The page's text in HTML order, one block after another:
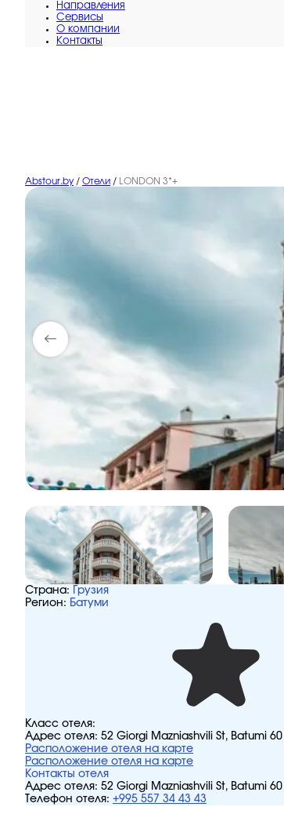
Направления
Сервисы
O компании
Контакты
Abstour.by / Отели / LONDON 3*+
Страна:
Грузия
Регион: Батуми
Класс отеля:
Адрес отеля: 52 Giorgi Mazniashvili St, Batumi
Расположение отеля на карте
Расположение отеля на карте
Контакты отеля
Адрес отеля: 52 Giorgi Mazniashvili St, Batumi
Телефон отеля: +995 557 34 43 43